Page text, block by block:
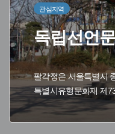
관심지역
독립선언
팔각정은 서울특별시
특별시유형문화재 제